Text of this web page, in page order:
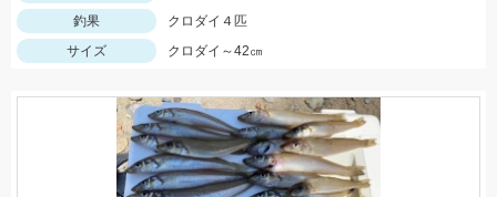
釣果
クロダイ４匹
サイズ
クロダイ～42㎝